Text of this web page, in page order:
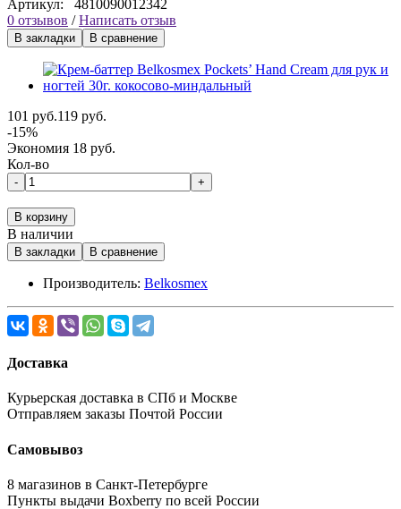
Артикул: 4810090012342
0 отзывов /Написать отзыв
В закладки В сравнение
101 руб.119 руб.
-15%
Экономия 18 руб.
Кол-во
- +
В корзину
В наличии
В закладки В сравнение
Производитель: Belkosmex
Доставка
Курьерская доставка в СПб и Москве
Отправляем заказы Почтой России
Самовывоз
8 магазинов в Санкт-Петербурге
Пункты выдачи Boxberry по всей России